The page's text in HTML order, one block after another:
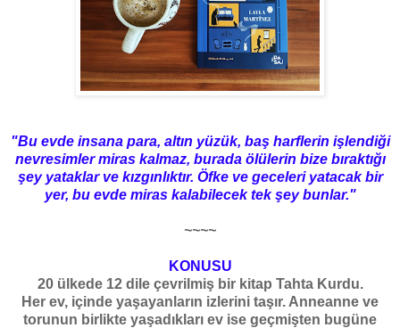
"Bu evde insana para, altın yüzük, baş harflerin işlendiği
nevresimler miras kalmaz, burada ölülerin bize bıraktığı
şey yataklar ve kızgınlıktır. Öfke ve geceleri yatacak bir
yer, bu evde miras kalabilecek tek şey bunlar."
~~~~
KONUSU
20 ülkede 12 dile çevrilmiş bir kitap Tahta Kurdu.
Her ev, içinde yaşayanların izlerini taşır. Anneanne ve
torunun birlikte yaşadıkları ev ise geçmişten bugüne